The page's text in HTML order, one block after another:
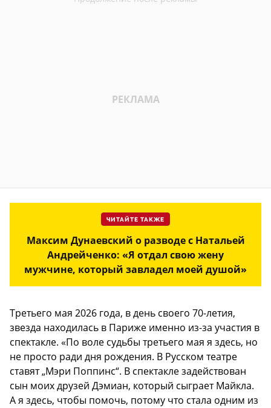
ЧИТАЙТЕ ТАКЖЕ
Максим Дунаевский о разводе с Натальей
Андрейченко: «Я отдал свою жену
мужчине, который завладел моей душой»
Третьего мая 2026 года, в день своего 70-летия,
звезда находилась в Париже именно из-за участия в
спектакле. «По воле судьбы третьего мая я здесь, но
не просто ради дня рождения. В Русском театре
ставят „Мэри Поппинс“. В спектакле задействован
сын моих друзей Дэмиан, который сыграет Майкла.
А я здесь, чтобы помочь, потому что стала одним из